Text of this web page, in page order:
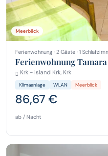
Meerblick
Ferienwohnung · 2 Gäste · 1
Ferienwohnung
Krk - island Krk, Krk
Klimaanlage WLAN Meerblick
86,67 €
ab / Nacht